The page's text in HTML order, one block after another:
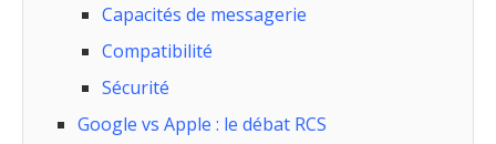
Capacités de messagerie
Compatibilité
Sécurité
Google vs Apple : le débat RCS